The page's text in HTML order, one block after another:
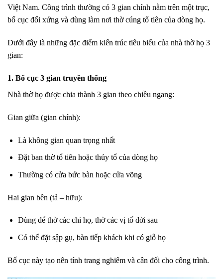
Việt Nam. Công trình thường có 3 gian chính nằm trên một trục,
bố cục đối xứng và dùng làm nơi thờ cúng tổ tiên của dòng họ.
Dưới đây là những đặc điểm kiến trúc tiêu biểu của nhà thờ họ 3
gian:
1. Bố cục 3 gian truyền thống
Nhà thờ họ được chia thành 3 gian theo chiều ngang:
Gian giữa (gian chính):
Là không gian quan trọng nhất
Đặt ban thờ tổ tiên hoặc thủy tổ của dòng họ
Thường có cửa bức bàn hoặc cửa võng
Hai gian bên (tả – hữu):
Dùng để thờ các chi họ, thờ các vị tổ đời sau
Có thể đặt sập gụ, bàn tiếp khách khi có giỗ họ
Bố cục này tạo nên tính trang nghiêm và cân đối cho công trình.